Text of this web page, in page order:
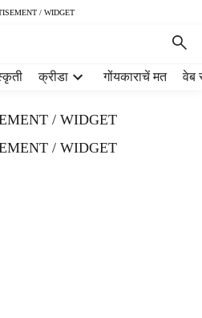
/ WIDGET
क्रीडा गोंयकाराचें मत वेब
/ WIDGET
/ WIDGET